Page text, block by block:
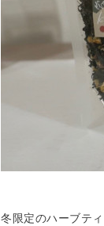
冬限定のハーブテ